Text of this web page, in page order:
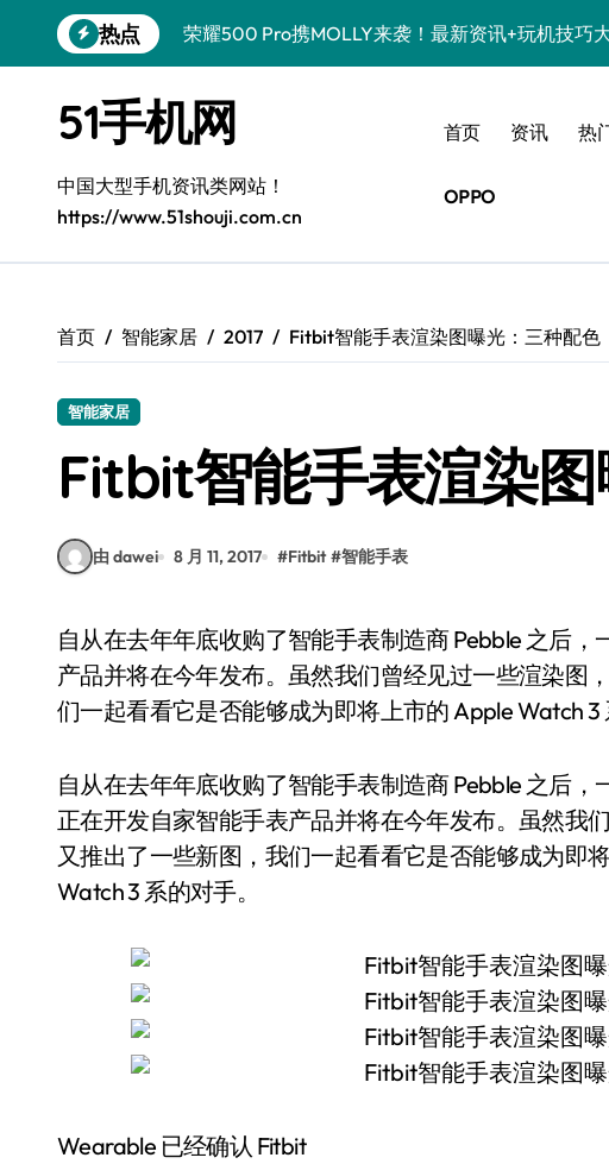
到
热点
荣耀500 Pro携MOLLY来袭！最新资讯+玩机技巧
OPPO Find X9 Pro亮点大揭秘，实用技巧一网打
vivo S50 Pro mini来袭！小屏旗舰，亮点多多速来瞧
REDMI K90深度揭秘！超强配置亮点，速来一睹为
荣耀ROBOT PHONE，智掌生活，资讯随行一手握
华为nova 15 Ultra新功能解锁，限时优惠速抢不容
荣耀WIN资讯秒速达，手机管家助你快人一步领风
51手机网
中国大型手机资讯类网站！
https://www.51shouji.com.cn
首页 资讯 热
OPPO
首页 智能家居 2017 Fitbit智能手表渲染图曝光：三种配色
智能家居
Fitbit智能手表渲染
由 dawei 8 月 11, 2017 #Fitbit #智能手表
自从在去年年底收购了智能手表制造商 Pebble 之后，一直有传闻称 Fitbit 正在开发自家智能手表
产品并将在今年发布。虽然我们曾经见过一些渲染图
们一起看看它是否能够成为即将上市的 Apple Watch 3
自从在去年年底收购了智能手表制造商 Pebble 之后，
正在开发自家智能手表产品并将在今年发布。虽然我
又推出了一些新图，我们一起看看它是否能够成为即
Watch 3 系的对手。
Wearable 已经确认 Fitbit